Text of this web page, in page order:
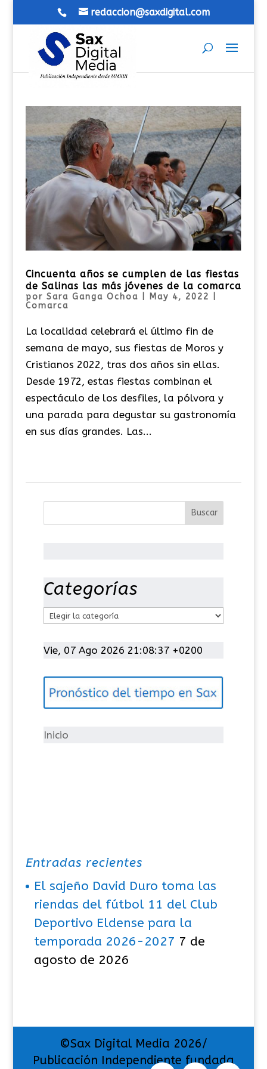
redaccion@saxdigital.com
Cincuenta años se cumplen de las fiestas
de Salinas las más jóvenes de la comarca
por Sara Ganga Ochoa May 4, 2022
Comarca
La localidad celebrará el último fin de
semana de mayo, sus fiestas de Moros y
Cristianos 2022, tras dos años sin ellas.
Desde 1972, estas fiestas combinan el
espectáculo de los desfiles, la pólvora y
una parada para degustar su gastronomía
en sus días grandes. Las...
Categorías
t
g
í
Vie, 07 Ago 2026 21:08:38 +0200
Inicio
Entradas recientes
El sajeño David Duro toma las
riendas del fútbol 11 del Club
Deportivo Eldense para la
temporada 2026-2027 7 de
agosto de 2026
©Sax Digital Media 2026/
Publicación Independiente fundada